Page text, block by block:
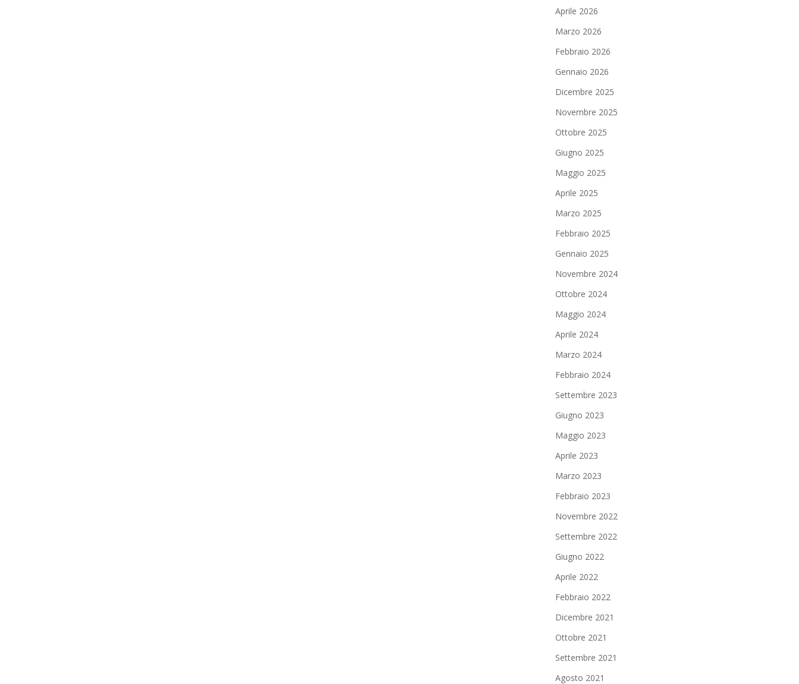
Aprile 2026
Marzo 2026
Febbraio 2026
Gennaio 2026
Dicembre 2025
Novembre 2025
Ottobre 2025
Giugno 2025
Maggio 2025
Aprile 2025
Marzo 2025
Febbraio 2025
Gennaio 2025
Novembre 2024
Ottobre 2024
Maggio 2024
Aprile 2024
Marzo 2024
Febbraio 2024
Settembre 2023
Giugno 2023
Maggio 2023
Aprile 2023
Marzo 2023
Febbraio 2023
Novembre 2022
Settembre 2022
Giugno 2022
Aprile 2022
Febbraio 2022
Dicembre 2021
Ottobre 2021
Settembre 2021
Agosto 2021